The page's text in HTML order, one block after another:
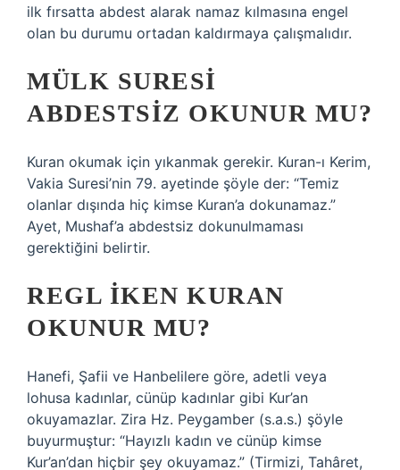
ilk fırsatta abdest alarak namaz kılmasına engel
olan bu durumu ortadan kaldırmaya çalışmalıdır.
MÜLK SURESI
ABDESTSIZ OKUNUR MU?
Kuran okumak için yıkanmak gerekir. Kuran-ı Kerim,
Vakia Suresi’nin 79. ayetinde şöyle der: “Temiz
olanlar dışında hiç kimse Kuran’a dokunamaz.”
Ayet, Mushaf’a abdestsiz dokunulmaması
gerektiğini belirtir.
REGL IKEN KURAN
OKUNUR MU?
Hanefi, Şafii ve Hanbelilere göre, adetli veya
lohusa kadınlar, cünüp kadınlar gibi Kur’an
okuyamazlar. Zira Hz. Peygamber (s.a.s.) şöyle
buyurmuştur: “Hayızlı kadın ve cünüp kimse
Kur’an’dan hiçbir şey okuyamaz.” (Tirmizi, Tahâret,